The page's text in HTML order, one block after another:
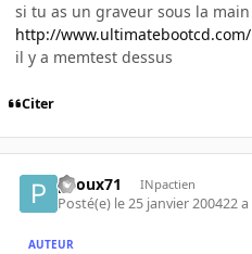
si tu as un graveur sous la main
http://www.ultimatebootcd.com/
il y a memtest dessus
Citer
piloux71 INpactien
Posté(e) le 25 janvier 200422 a
AUTEUR